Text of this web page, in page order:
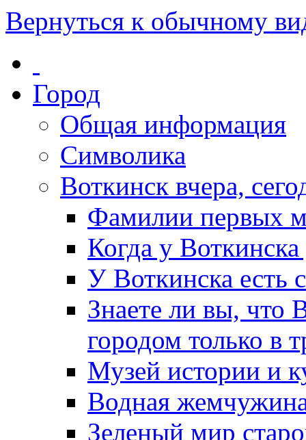
Вернуться к обычному
Город
Общая информация
Символика
Воткинск вчера,
Фамилии первых
Когда у
У Воткинска есть
Знаете ли вы, что
городом только в
Музей истории и
Водная
Зеленый мир